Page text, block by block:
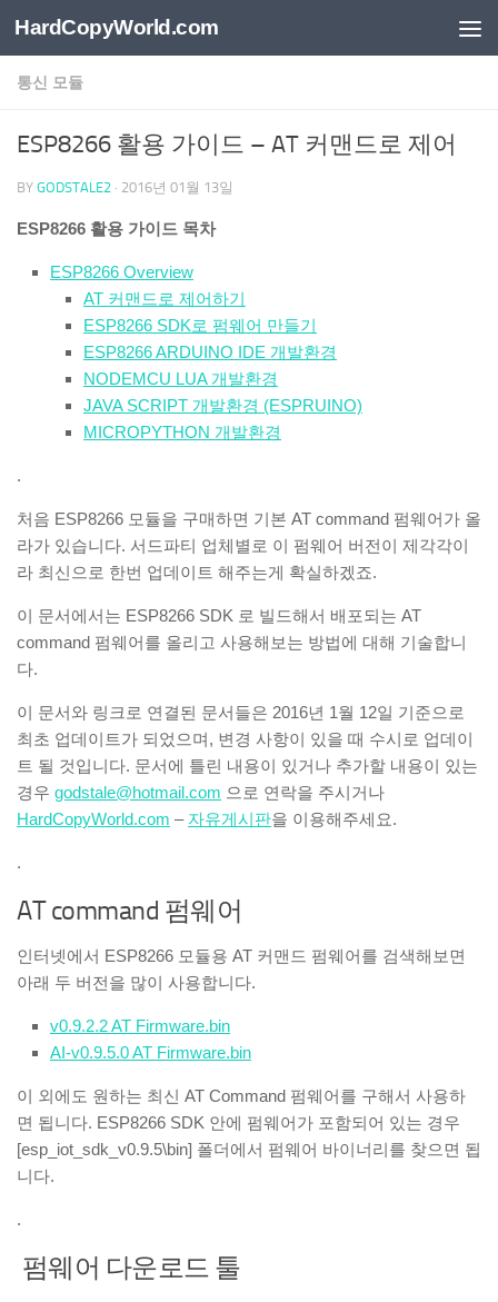
Skip to content
HardCopyWorld.com
통신 모듈
ESP8266 활용 가이드 – AT 커맨드로 제어
BY GODSTALE2 · 2016년 01월 13일
ESP8266 활용 가이드 목차
ESP8266 Overview
AT 커맨드로 제어하기
ESP8266 SDK로 펌웨어 만들기
ESP8266 ARDUINO IDE 개발환경
NODEMCU LUA 개발환경
JAVA SCRIPT 개발환경 (ESPRUINO)
MICROPYTHON 개발환경
.
처음 ESP8266 모듈을 구매하면 기본 AT command 펌웨어가 올
라가 있습니다. 서드파티 업체별로 이 펌웨어 버전이 제각각이
라 최신으로 한번 업데이트 해주는게 확실하겠죠.
이 문서에서는 ESP8266 SDK 로 빌드해서 배포되는 AT
command 펌웨어를 올리고 사용해보는 방법에 대해 기술합니
다.
이 문서와 링크로 연결된 문서들은 2016년 1월 12일 기준으로
최초 업데이트가 되었으며, 변경 사항이 있을 때 수시로 업데이
트 될 것입니다. 문서에 틀린 내용이 있거나 추가할 내용이 있는
경우 godstale@hotmail.com 으로 연락을 주시거나
HardCopyWorld.com – 자유게시판을 이용해주세요.
.
AT command 펌웨어
인터넷에서 ESP8266 모듈용 AT 커맨드 펌웨어를 검색해보면
아래 두 버전을 많이 사용합니다.
v0.9.2.2 AT Firmware.bin
AI-v0.9.5.0 AT Firmware.bin
이 외에도 원하는 최신 AT Command 펌웨어를 구해서 사용하
면 됩니다. ESP8266 SDK 안에 펌웨어가 포함되어 있는 경우
[esp_iot_sdk_v0.9.5\bin] 폴더에서 펌웨어 바이너리를 찾으면 됩
니다.
.
펌웨어 다운로드 툴